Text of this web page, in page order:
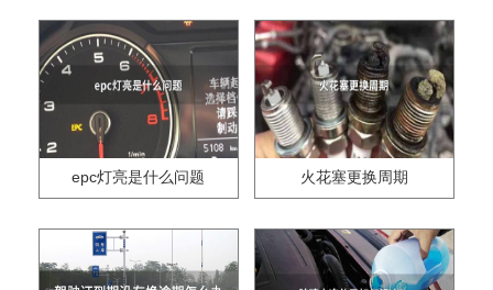
epc灯亮是什么问题 火花塞更换周期